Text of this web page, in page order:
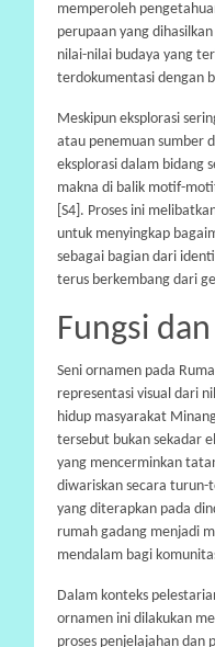
memperoleh
perupaan yang
nilai-nilai budaya yang
terdokumentasi dengan
Meskipun eksplorasi
atau penemuan sumber
eksplorasi dalam bidang
makna di balik motif-
[S4]. Proses ini
untuk menyingkap
sebagai bagian dari
terus berkembang dari
Fungsi
Seni ornamen pada
representasi visual dari
hidup masyarakat
tersebut bukan sekadar
yang mencerminkan
diwariskan secara
yang diterapkan pada
rumah gadang menjadi
mendalam bagi
Dalam konteks
ornamen ini dilakukan
proses penjelajahan dan